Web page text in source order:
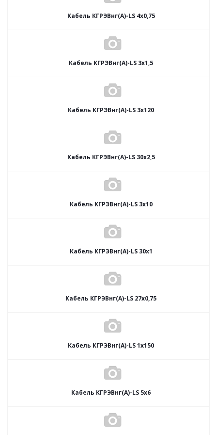
Кабель КГРЭВнг(А)-LS 4х0,75
Кабель КГРЭВнг(А)-LS 3х1,5
Кабель КГРЭВнг(А)-LS 3х120
Кабель КГРЭВнг(А)-LS 30х2,5
Кабель КГРЭВнг(А)-LS 3х10
Кабель КГРЭВнг(А)-LS 30х1
Кабель КГРЭВнг(А)-LS 27х0,75
Кабель КГРЭВнг(А)-LS 1х150
Кабель КГРЭВнг(А)-LS 5х6